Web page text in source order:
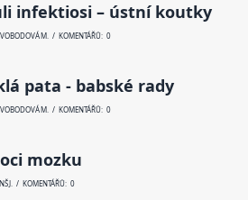
infektiosi – ústní koutky
M. / KOMENTÁŘŮ: 0
pata - babské rady
M. / KOMENTÁŘŮ: 0
mozku
J. / KOMENTÁŘŮ: 0